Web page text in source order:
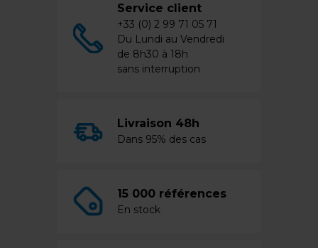
Service client
+33 (0) 2 99 71 05 71
Du Lundi au Vendredi
de 8h30 à 18h
sans interruption
Livraison 48h
Dans 95% des cas
15 000 références
En stock